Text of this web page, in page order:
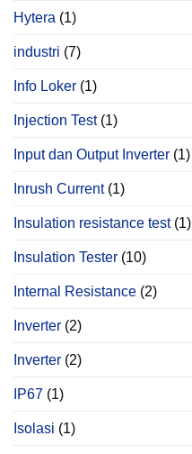
Hytera (1)
industri (7)
Info Loker (1)
Injection Test(1)
Input dan Output Inverter (1)
Inrush Current(1)
Insulation resistance test(1)
Insulation Tester (10)
Internal Resistance (2)
Inverter (2)
Inverter (2)
IP67 (1)
Isolasi (1)